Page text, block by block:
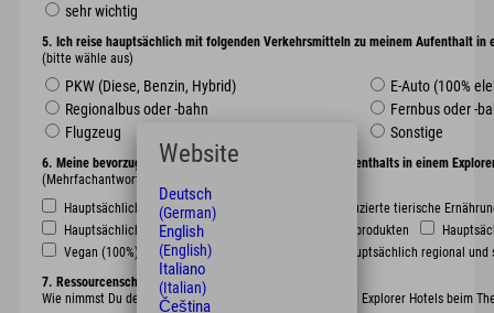
sehr wichtig
5. Ich reise hauptsächlich mit folgenden Verkehrsmitteln zu meinem Aufenthalt in
(bitte wähle aus)
PKW (Diese, Benzin, Hybrid)
E-Auto (100%
Regionalbus oder -bahn
Fernbus oder -
Flugzeug
Sonstige
6. Meine bevorzugte Ernährungsform während meines Aufenthalts in einem
(Mehrfachantworten möglich)
Hauptsächlich tierische Ernährung (täglich)
Reduzierte tierische
Hauptsächlich pflanzliche Ernährung mit Milch- und Eiprodukten
Vegan (100%)
Hauptsächlich biologisch
Hauptsächlich regional und
7. Ressourcenschonung
Wie nimmst Du derzeit die Aktivitäten und Maßnahmen der Explorer Hotels beim
Website
Deutsch
(German)
English
(English)
Italiano
(Italian)
Čeština